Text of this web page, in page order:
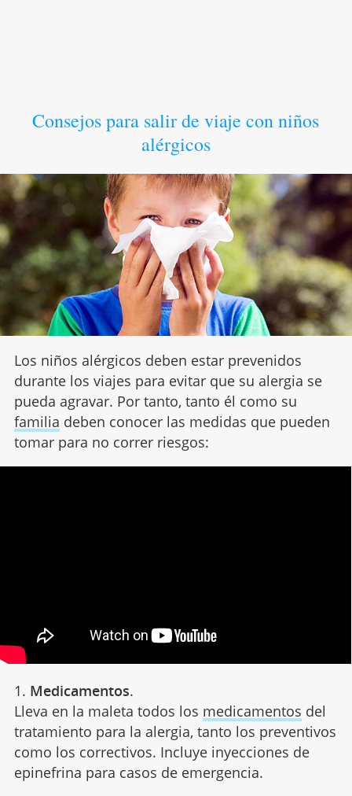
Consejos para salir de viaje con niños
alérgicos
Los niños alérgicos deben estar prevenidos
durante los viajes para evitar que su alergia se
pueda agravar. Por tanto, tanto él como su
familia deben conocer las medidas que pueden
tomar para no correr riesgos:
1. Medicamentos.
Lleva en la maleta todos los medicamentos del
tratamiento para la alergia, tanto los preventivos
como los correctivos. Incluye inyecciones de
epinefrina para casos de emergencia.